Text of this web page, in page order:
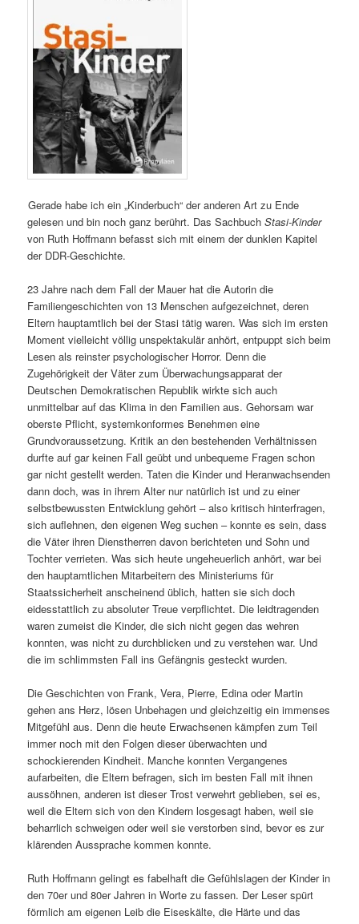
Gerade habe ich ein „Kinderbuch“ der anderen Art zu Ende
gelesen und bin noch ganz berührt. Das SachbuchStasi-Kinder
von Ruth Hoffmann befasst sich mit einem der dunklen Kapitel
der DDR-Geschichte.
23 Jahre nach dem Fall der Mauer hat die Autorin die
Familiengeschichten von 13 Menschen aufgezeichnet, deren
Eltern hauptamtlich bei der Stasi tätig waren. Was sich im ersten
Moment vielleicht völlig unspektakulär anhört, entpuppt sich beim
Lesen als reinster psychologischer Horror. Denn die
Zugehörigkeit der Väter zum Überwachungsapparat der
Deutschen Demokratischen Republik wirkte sich auch
unmittelbar auf das Klima in den Familien aus. Gehorsam war
oberste Pflicht, systemkonformes Benehmen eine
Grundvoraussetzung. Kritik an den bestehenden Verhältnissen
durfte auf gar keinen Fall geübt und unbequeme Fragen schon
gar nicht gestellt werden. Taten die Kinder und Heranwachsenden
dann doch, was in ihrem Alter nur natürlich ist und zu einer
selbstbewussten Entwicklung gehört – also kritisch hinterfragen,
sich auflehnen, den eigenen Weg suchen – konnte es sein, dass
die Väter ihren Dienstherren davon berichteten und Sohn und
Tochter verrieten. Was sich heute ungeheuerlich anhört, war bei
den hauptamtlichen Mitarbeitern des Ministeriums für
Staatssicherheit anscheinend üblich, hatten sie sich doch
eidesstattlich zu absoluter Treue verpflichtet. Die leidtragenden
waren zumeist die Kinder, die sich nicht gegen das wehren
konnten, was nicht zu durchblicken und zu verstehen war. Und
die im schlimmsten Fall ins Gefängnis gesteckt wurden.
Die Geschichten von Frank, Vera, Pierre, Edina oder Martin
gehen ans Herz, lösen Unbehagen und gleichzeitig ein immenses
Mitgefühl aus. Denn die heute Erwachsenen kämpfen zum Teil
immer noch mit den Folgen dieser überwachten und
schockierenden Kindheit. Manche konnten Vergangenes
aufarbeiten, die Eltern befragen, sich im besten Fall mit ihnen
aussöhnen, anderen ist dieser Trost verwehrt geblieben, sei es,
weil die Eltern sich von den Kindern losgesagt haben, weil sie
beharrlich schweigen oder weil sie verstorben sind, bevor es zur
klärenden Aussprache kommen konnte.
Ruth Hoffmann gelingt es fabelhaft die Gefühlslagen der Kinder in
den 70er und 80er Jahren in Worte zu fassen. Der Leser spürt
förmlich am eigenen Leib die Eiseskälte, die Härte und das